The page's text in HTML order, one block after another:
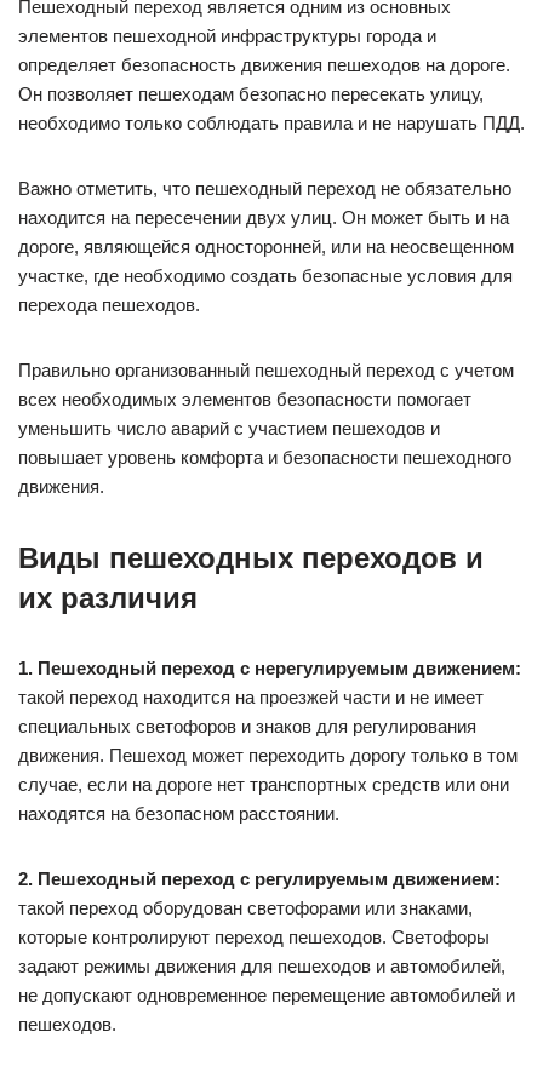
Пешеходный переход является одним из основных
элементов пешеходной инфраструктуры города и
определяет безопасность движения пешеходов на дороге.
Он позволяет пешеходам безопасно пересекать улицу,
необходимо только соблюдать правила и не нарушать ПДД.
Важно отметить, что пешеходный переход не обязательно
находится на пересечении двух улиц. Он может быть и на
дороге, являющейся односторонней, или на неосвещенном
участке, где необходимо создать безопасные условия для
перехода пешеходов.
Правильно организованный пешеходный переход с учетом
всех необходимых элементов безопасности помогает
уменьшить число аварий с участием пешеходов и
повышает уровень комфорта и безопасности пешеходного
движения.
Виды пешеходных переходов и
их различия
1. Пешеходный переход с нерегулируемым движением:
такой переход находится на проезжей части и не имеет
специальных светофоров и знаков для регулирования
движения. Пешеход может переходить дорогу только в том
случае, если на дороге нет транспортных средств или они
находятся на безопасном расстоянии.
2. Пешеходный переход с регулируемым движением:
такой переход оборудован светофорами или знаками,
которые контролируют переход пешеходов. Светофоры
задают режимы движения для пешеходов и автомобилей,
не допускают одновременное перемещение автомобилей и
пешеходов.